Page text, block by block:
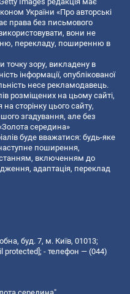
України «Про авторські
права без письмового
вони не
перекладу, поширенню в
точку зору, викладену в
інформації, опублікованої
несе рекламодавець.
розміщених на цьому сайті,
сторінку цього сайту,
згадування, але без
середина»
буде вважатися: будь-яке
поширення,
включенням до
адаптація, переклад
буд. 7, м. Київ, 01013;
protected]; - телефон — (044)